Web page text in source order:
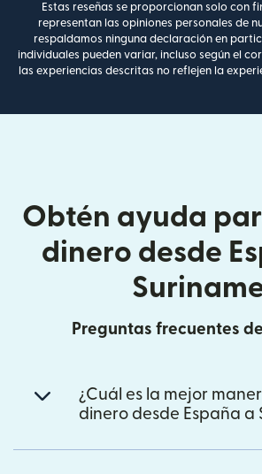
Estas reseñas se proporcionan solo con
representan las opiniones personales de
respaldamos ninguna declaración en
individuales pueden variar, incluso según el
las experiencias descritas no reflejen la
Obtén ayuda
dinero desde
Preguntas frecuentes
¿Cuál es la mejor
dinero desde España a